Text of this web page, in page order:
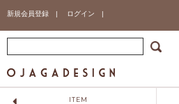
新規会員登録 | ログイン |
ITEM